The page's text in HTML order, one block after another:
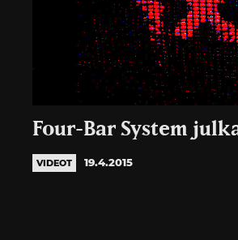
Four-Bar System
VIDEOT 19.4.2015